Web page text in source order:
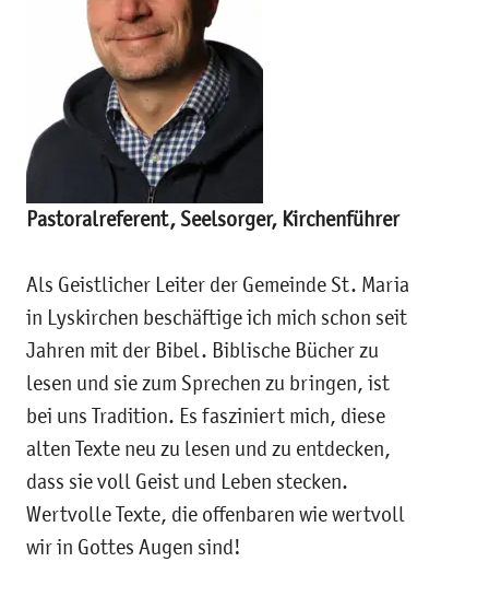
Pastoralreferent, Seelsorger, Kirchenführer
Als Geistlicher Leiter der Gemeinde St. Maria
in Lyskirchen beschäftige ich mich schon seit
Jahren mit der Bibel. Biblische Bücher zu
lesen und sie zum Sprechen zu bringen, ist
bei uns Tradition. Es fasziniert mich, diese
alten Texte neu zu lesen und zu entdecken,
dass sie voll Geist und Leben stecken.
Wertvolle Texte, die offenbaren wie wertvoll
wir in Gottes Augen sind!